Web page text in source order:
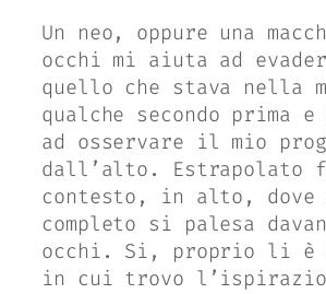
Un neo, oppure una
occhi mi aiuta ad
quello che stava nella
qualche secondo prima
ad osservare il mio
dall’alto. Estrapolato
contesto, in alto, dove
completo si palesa
occhi. Si, proprio li è
in cui trovo